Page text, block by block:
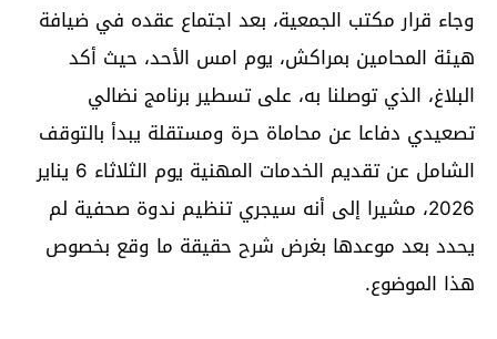
وجاء قرار مكتب الجمعية، بعد اجتماع عقده في ضيافة
هيئة المحامين بمراكش، يوم امس الأحد، حيث أكد
البلاغ، الذي توصلنا به، على تسطير برنامج نضالي
تصعيدي دفاعا عن محاماة حرة ومستقلة يبدأ بالتوقف
الشامل عن تقديم الخدمات المهنية يوم الثلاثاء 6 يناير
2026، مشيرا إلى أنه سيجري تنظيم ندوة صحفية لم
يحدد بعد موعدها بغرض شرح حقيقة ما وقع بخصوص
هذا الموضوع.